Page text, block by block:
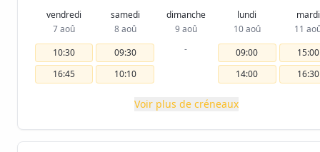
vendredi
7 aoû
10:30
16:45
samedi
8 aoû
09:30
10:10
dimanche
9 aoû
-
lundi
10 aoû
09:00
14:00
mardi
11
15:00
16:30
Voir plus de créneaux